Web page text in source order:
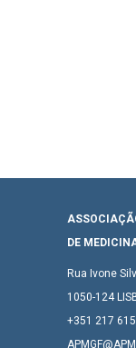
DE
Rua Ivone
1050-124
+351 217